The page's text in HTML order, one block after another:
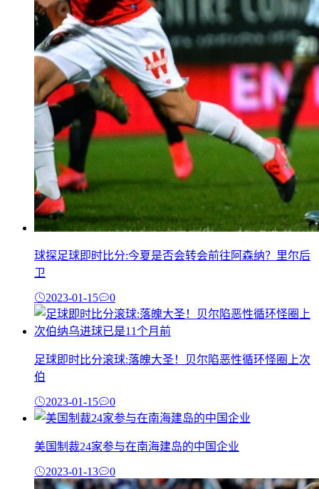
球探足球即时比分:今夏是否会转会前往阿森纳？里尔后
卫
2023-01-15 0
足球即时比分滚球:落魄大圣！贝尔陷恶性循环怪圈上次
伯
2023-01-15 0
美国制裁24家参与在南海建岛的中国企业
2023-01-13 0